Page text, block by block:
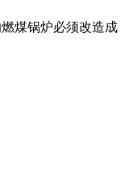
煤锅炉必须改造成